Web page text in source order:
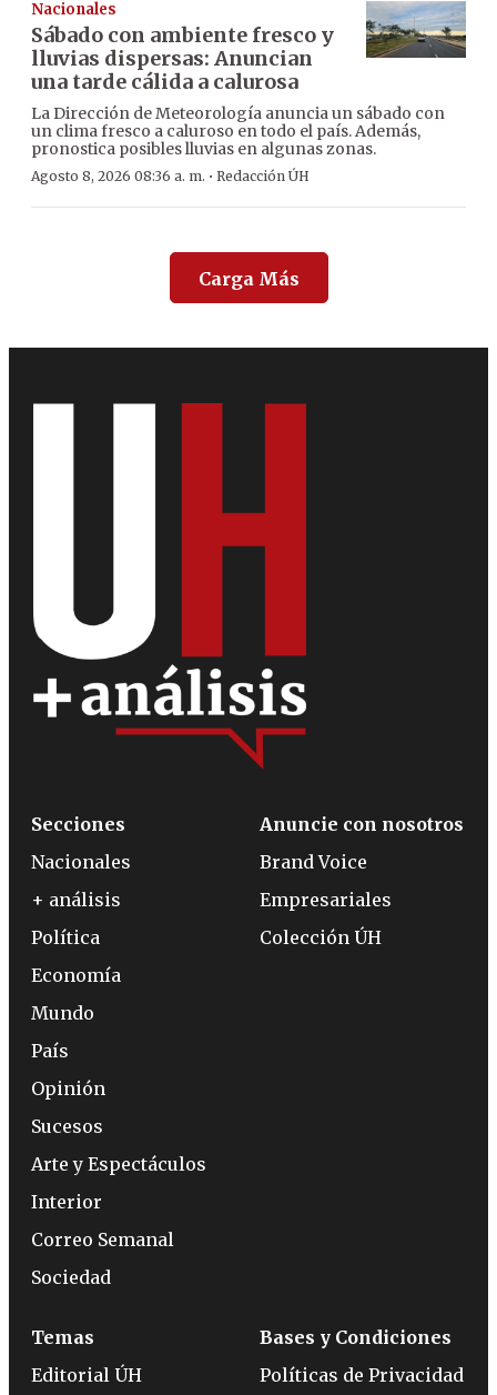
Nacionales
Sábado con ambiente fresco y
lluvias dispersas: Anuncian
una tarde cálida a calurosa
La Dirección de Meteorología anuncia un sábado con
un clima fresco a caluroso en todo el país. Además,
pronostica posibles lluvias en algunas zonas.
Agosto 8, 2026 08:36 a. m. · Redacción ÚH
Carga Más
Secciones
Nacionales
+ análisis
Política
Economía
Mundo
País
Opinión
Sucesos
Arte y Espectáculos
Interior
Correo Semanal
Sociedad
Anuncie con nosotros
Brand Voice
Empresariales
Colección ÚH
Temas
Editorial ÚH
Bases y Condiciones
Políticas de Privacidad